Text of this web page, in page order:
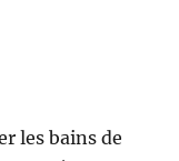
les bains de